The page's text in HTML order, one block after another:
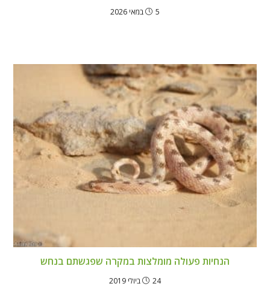
5 במאי 2026
הנחיות פעולה מומלצות במקרה שפגשתם בנחש
24 ביולי 2019